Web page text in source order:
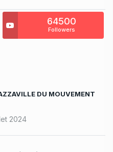
64500
Followers
DU MOUVEMENT
2024